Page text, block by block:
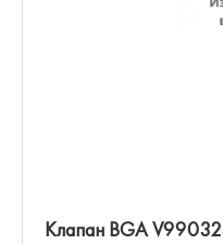
Клапан BGA